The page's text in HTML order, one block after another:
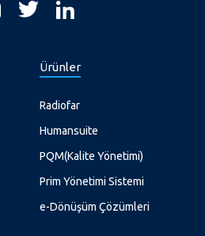
Ürünler
Radiofar
Humansuite
PQM(Kalite Yönetimi)
Prim Yönetimi Sistemi
e-Dönüşüm Çözümleri